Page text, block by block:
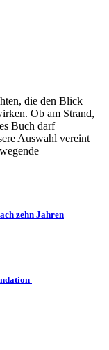
die den Blick
Ob am Strand,
Buch darf
Auswahl vereint
zehn Jahren